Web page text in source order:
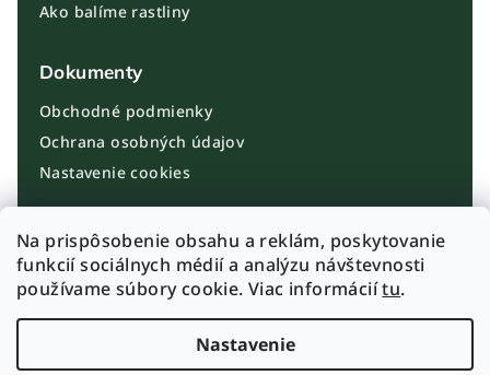
Na prispôsobenie obsahu a reklám, poskytovanie
funkcií sociálnych médií a analýzu návštevnosti
používame súbory cookie. Viac informáciítu.
Nastavenie
Ako balíme rastliny
Dokumenty
Obchodné podmienky
Ochrana osobných údajov
Nastavenie cookies
Kontakt
info@plantbros.sk
+421 910 100 099
Instagram PlantBros